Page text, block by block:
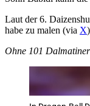
Laut der 6.
habe zu malen (via X
Ohne 101